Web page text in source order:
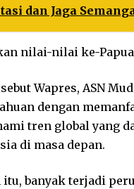
dan Jaga
nilai-nilai ke-
Wapres, ASN
dengan
tren global yang
di masa depan.
itu, banyak terjadi